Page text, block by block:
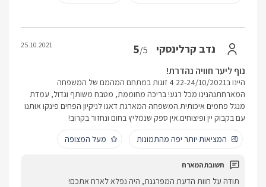
נדב קרלינסקי 5/5
25.10.2021
נוף ליער חוויה נהדרת!
היינו ב22-24/10/2021 4 זוגות במתחם המהמם של המשפחה
המארחתנהנינו מכל רגע! בריכה מחוממת, מטבח משותף וגדול, עמדת
מנגל פחמים איכותית.המשפחה המארגת דאגו לניקיון הפחים פינקו אותנו
עם בקבוק יין ופיצוחים.אין ספק שנמליץ בחום ונחזור בקרוב!
המציאות יותר יפה מהתמונות
מעל המצופה
תודה על חוות הדעת המפרגנת, היה נפלא לארח אתכם!